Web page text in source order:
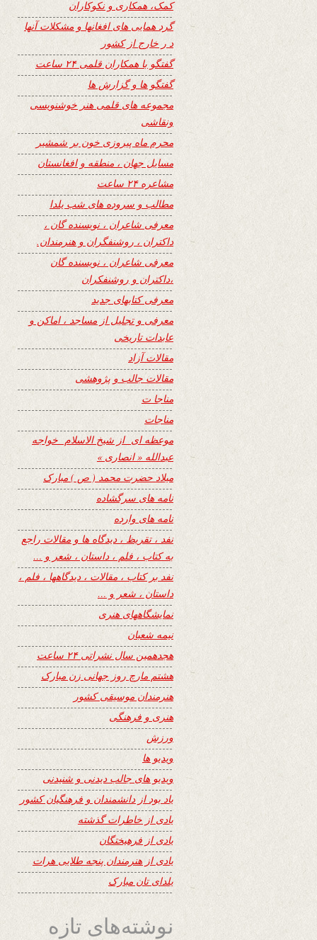
کمک، همکاری و نکوکاران
گرد همایی های افغانها و مشکلات آنها
د ر خارج از کشور
گفتگو با همکاران قلمی ۲۴ ساعت
گفتگو ها و گزارش ها
مجموعه های قلمی هنر خوشنویسی
ونقاشی
محرم ماه پیروزی خون بر شمشیر
مسایل جهان ، منطقه و افغانستان
مشاعره ۲۴ ساعت
مطالب و سروده های شب یلدا
معرفی شاعران ، نویسنده گان ،
داکتران ، روشنفگران و هنرمندان.
معرفی شاعران ، نویسنده گان
،داکتران و روشنفکران
معرفی کتابهای جدید
معرفی و تجلیل از مساجد ، اماکن و
عابدات تاریخی
مقالات آزاد
مقالات جالب و پژوهشی
مناجا ت
مناجات
موعظه ای از شیخ الاسلام خواجه
عبدالله « انصاری »
میلاد حضرت محمد ( ص ) مبارک
نامه های سرگشاده
نامه های وارده
نفد ، تقریظ ، دیدگاه ها و مقالات راجع
به کتاب ، فلم ، داستان ، شعر و …
نفد بر کتاب ، مقالات ، دیدگاهها ، فلم ،
داستان ، شعر و …
نمایشگاههای هنری
نیمه شعبان
هجدهمین سال نشراتی ۲۴ ساعت
هشتم مارچ روز جهانی زن مبارک
هنرمندان موسیقی کشور
هنری و فرهنگی
ورزش
ویدیو ها
ویدیو های جالب دیدنی و شنیدنی
یاد بود از دانشمندان و فرهنگیان کشور
یادی از خاطرات گذشته
یادی از فرهیختگان
یادی از هنرمندان پنجه طلایی هرات
یلدای تان مبارک
نوشته‌های تازه